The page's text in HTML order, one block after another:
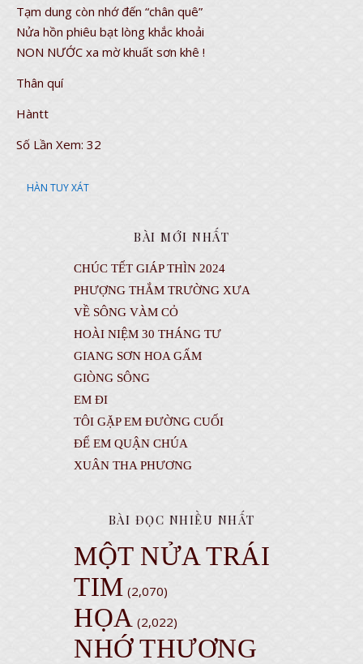
Tạm dung còn nhớ đến “chân quê”
Nửa hồn phiêu bạt lòng khắc khoải
NON NƯỚC xa mờ khuất sơn khê !
Thân quí
Hàntt
Số Lần Xem: 32
HÀN TUY XÁT
BÀI MỚI NHẤT
CHÚC TẾT GIÁP THÌN 2024
PHƯỢNG THẮM TRƯỜNG XƯA
VỀ SÔNG VÀM CỎ
HOÀI NIỆM 30 THÁNG TƯ
GIANG SƠN HOA GẤM
GIÒNG SÔNG
EM ĐI
TÔI GẶP EM ĐƯỜNG CUỐI
ĐỂ EM QUẬN CHÚA
XUÂN THA PHƯƠNG
BÀI ĐỌC NHIỀU NHẤT
MỘT NỬA TRÁI
TIM (2,070)
HỌA (2,022)
NHỚ THƯƠNG